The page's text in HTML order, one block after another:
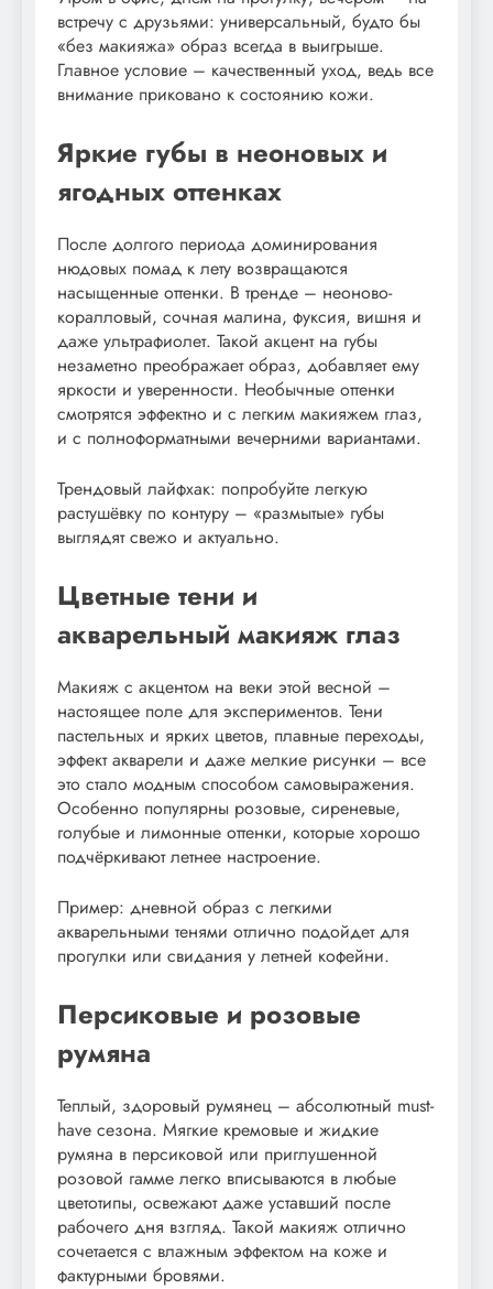
встречу с друзьями: универсальный, будто бы
«без макияжа» образ всегда в выигрыше.
Главное условие – качественный уход, ведь все
внимание приковано к состоянию кожи.
Яркие губы в неоновых и
ягодных оттенках
После долгого периода доминирования
нюдовых помад к лету возвращаются
насыщенные оттенки. В тренде – неоново-
коралловый, сочная малина, фуксия, вишня и
даже ультрафиолет. Такой акцент на губы
незаметно преображает образ, добавляет ему
яркости и уверенности. Необычные оттенки
смотрятся эффектно и с легким макияжем глаз,
и с полноформатными вечерними вариантами.
Трендовый лайфхак: попробуйте легкую
растушёвку по контуру – «размытые» губы
выглядят свежо и актуально.
Цветные тени и
акварельный макияж глаз
Макияж с акцентом на веки этой весной –
настоящее поле для экспериментов. Тени
пастельных и ярких цветов, плавные переходы,
эффект акварели и даже мелкие рисунки – все
это стало модным способом самовыражения.
Особенно популярны розовые, сиреневые,
голубые и лимонные оттенки, которые хорошо
подчёркивают летнее настроение.
Пример: дневной образ с легкими
акварельными тенями отлично подойдет для
прогулки или свидания у летней кофейни.
Персиковые и розовые
румяна
Теплый, здоровый румянец – абсолютный must-
have сезона. Мягкие кремовые и жидкие
румяна в персиковой или приглушенной
розовой гамме легко вписываются в любые
цветотипы, освежают даже уставший после
рабочего дня взгляд. Такой макияж отлично
сочетается с влажным эффектом на коже и
фактурными бровями.